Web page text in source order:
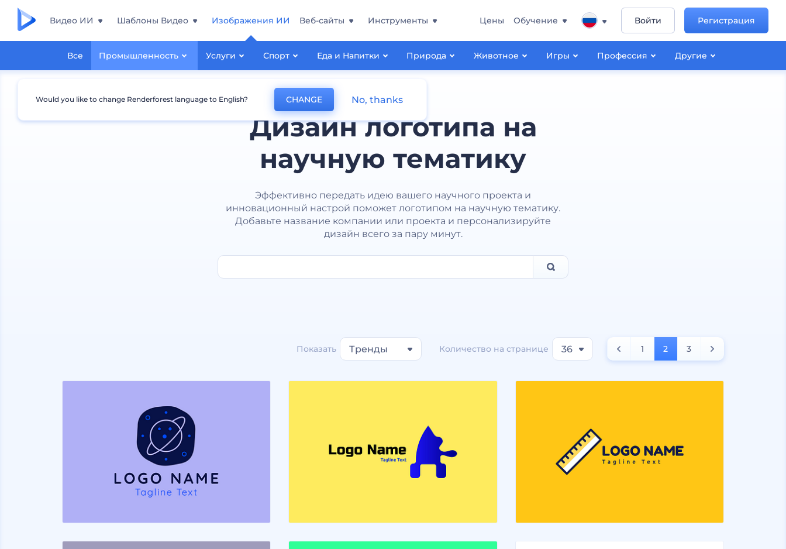
Видео ИИ Шаблоны Видео Изображения ИИ
Все Промышленность Услуги Спорт Еда и Напитки Природа Животное Игры Профессия Другие
Веб-сайты Инструменты Цены Обучение Войти Регистрация
Дизайн логотипа на
научную тематику
Эффективно передать идею вашего научного проекта и
инновационный настрой поможет логотипом на научную тематику.
Добавьте название компании или проекта и персонализируйте
дизайн всего за пару минут.
Показать Тренды Количество на странице 36 1 2 3
Would you like to change Renderforest language to English? CHANGE No, thanks